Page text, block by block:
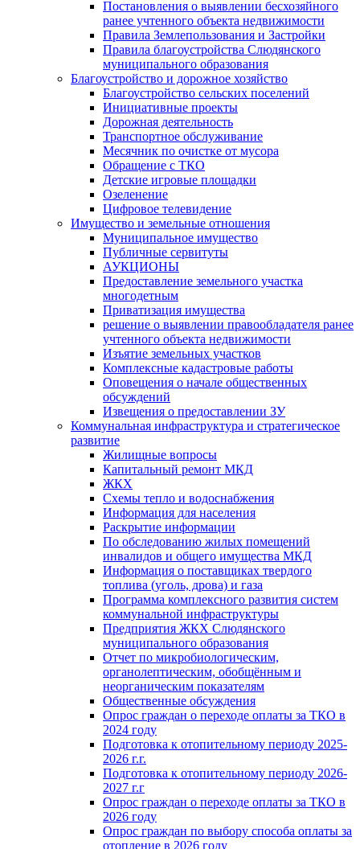
Постановления о выявлении бесхозяйного
ранее учтенного объекта недвижимости
Правила Землепользования и Застройки
Правила благоустройства Слюдянского
муниципального образования
Благоустройство и дорожное хозяйство
Благоустройство сельских поселений
Инициативные проекты
Дорожная деятельность
Транспортное обслуживание
Месячник по очистке от мусора
Обращение с ТКО
Детские игровые площадки
Озеленение
Цифровое телевидение
Имущество и земельные отношения
Муниципальное имущество
Публичные сервитуты
АУКЦИОНЫ
Предоставление земельного участка
многодетным
Приватизация имущества
решение о выявлении правообладателя ранее
учтенного объекта недвижимости
Изъятие земельных участков
Комплексные кадастровые работы
Оповещения о начале общественных
обсуждений
Извещения о предоставлении ЗУ
Коммунальная инфраструктура и стратегическое
развитие
Жилищные вопросы
Капитальный ремонт МКД
ЖКХ
Схемы тепло и водоснабжения
Информация для населения
Раскрытие информации
По обследованию жилых помещений
инвалидов и общего имущества МКД
Информация о поставщиках твердого
топлива (уголь, дрова) и газа
Программа комплексного развития систем
коммунальной инфраструктуры
Предприятия ЖКХ Слюдянского
муниципального образования
Отчет по микробиологическим,
органолептическим, обобщённым и
неорганическим показателям
Общественные обсуждения
Опрос граждан о переходе оплаты за ТКО в
2024 году
Подготовка к отопительному периоду 2025-
2026 г.г.
Подготовка к отопительному периоду 2026-
2027 г.г
Опрос граждан о переходе оплаты за ТКО в
2026 году
Опрос граждан по выбору способа оплаты за
отопление в 2026 году